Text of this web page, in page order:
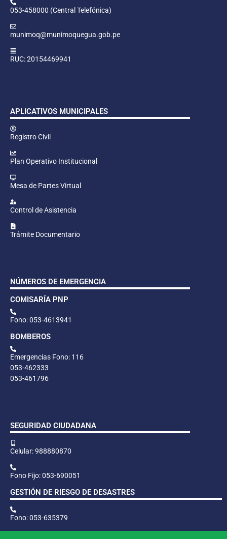
053-458000 (Central Telefónica)
munimoq@munimoquegua.gob.pe
RUC: 20154469941
APLICATIVOS MUNICIPALES
Registro Civil
Plan Operativo Institucional
Mesa de Partes Virtual
Control de Asistencia
Trámite Documentario
NÚMEROS DE EMERGENCIA
COMISARÍA PNP
Fono: 053-4613941
BOMBEROS
Emergencias Fono: 116
053-462333
053-461796
SEGURIDAD CIUDADANA
Celular: 988880870
Fono Fijo: 053-690051
GESTIÓN DE RIESGO DE DESASTRES
Fono: 053-635379